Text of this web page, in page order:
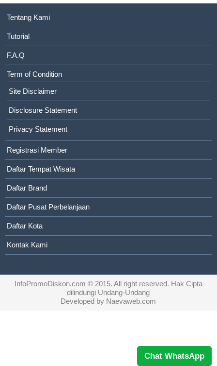
Chat WhatsApp
Tentang Kami
Tutorial
F.A.Q
Term of Condition
Site Disclaimer
Disclosure Statement
Privacy Statement
Registrasi Member
Daftar Tempat Wisata
Daftar Brand
Daftar Pusat Perbelanjaan
Daftar Kota
Kontak Kami
InfoPromoDiskon.com © 2015. All right reserved. Hak Cipta
dilindungi Undang-Undang
Developed by Naevaweb.com